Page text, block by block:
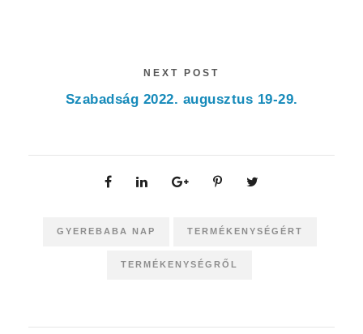
NEXT POST
Szabadság 2022. augusztus 19-29.
GYEREBABA NAP TERMÉKENYSÉGÉRT
TERMÉKENYSÉGRŐL